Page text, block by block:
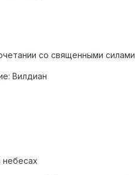
со священными силами
Вилдиан